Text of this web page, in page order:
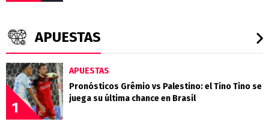
APUESTAS
1
APUESTAS
Pronósticos Grêmio vs Palestino: el Tino Tino se
juega su última chance en Brasil